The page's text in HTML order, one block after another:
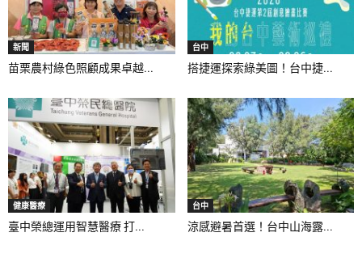
新聞
苗栗農村綠色照顧成果卓越...
台中
搭捷運探索綠美圖！台中捷...
健康醫療
臺中榮總運用智慧醫療 打...
台中
涼感避暑首選！台中山海露...